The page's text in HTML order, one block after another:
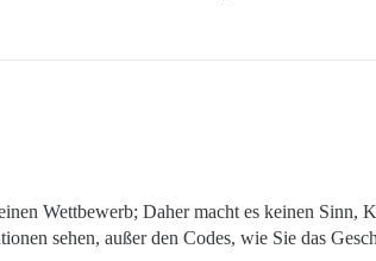
Wettbewerb; Daher macht es keinen Sinn,
sehen, außer den Codes, wie Sie das